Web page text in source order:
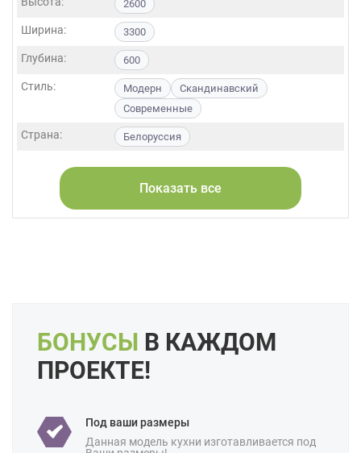
2600
Ширина: 3300
Глубина: 600
Стиль: Модерн
Скандинавский
Современные
Страна: Белоруссия
МДФ Эмаль
Прямая
С встроенной техникой
Производство: Белорусские
Назначение: В квартиру Для студии
Показать все
БОНУСЫ В КАЖДОМ
ПРОЕКТЕ!
Под ваши размеры
Данная модель кухни изготавливается под